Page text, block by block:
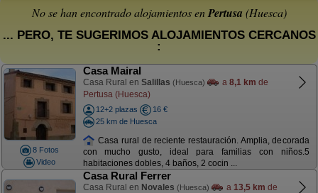
No se han encontrado alojamientos enPertusa (Huesca)
... PERO, TE SUGERIMOS ALOJAMIENTOS CERCANOS
:
8 Fotos
Video
Casa Mairal
Casa Rural en Salillas (Huesca) a 8,1 km de
Pertusa (Huesca)
12+2 plazas
16 €
25 km de Huesca
Casa rural de reciente restauración. Amplia, decorada
con mucho gusto, ideal para familias con niños.5
habitaciones dobles, 4 baños, 2 cocin ...
Casa Rural Ferrer
Casa Rural en Novales (Huesca) a 13,5 km de